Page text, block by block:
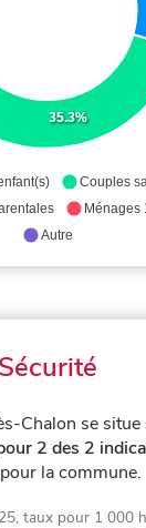
35.3%
Couples
Ménages
Autre
Sécurité
Chalon se situe
2 des 2
la commune.
taux pour 1 000